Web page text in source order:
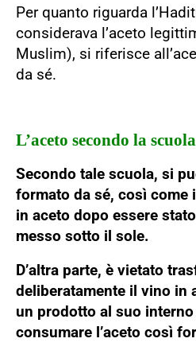
Per quanto riguarda
considerava l’aceto
Muslim), si riferisce
da sé.
L’aceto secondo la
Secondo tale scuola, si
formato da sé, così
in aceto dopo essere
messo sotto il sole.
D’altra parte, è vietato
deliberatamente il vino in
un prodotto al suo
consumare l’aceto così